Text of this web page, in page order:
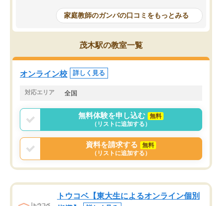
めて1年ほどだった今では平均点以上の
科目が増えてきました！あと1年受験ま
であるので無料の週末教室を使用しな
がら頑張って欲しいと思います！
問できるのでとても助か
家庭教師のガンバの口コミをもっとみる
茂木駅の教室一覧
オンライン校 詳しく見る
対応エリア 全国
無料体験を申し込む
無料
（リストに追加する）
資料を請求する
無料
（リストに追加する）
トウコベ【東大生によるオンライン個別